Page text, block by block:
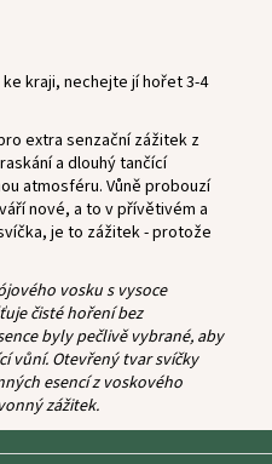
kraji, nechejte jí hořet 3-4
extra senzační zážitek z
a dlouhý tančící
atmosféru. Vůně probouzí
nové, a to v přívětivém a
je to zážitek - protože
vosku s vysoce
čisté hoření bez
byly pečlivě vybrané, aby
vůní. Otevřený tvar svíčky
esencí z voskového
zážitek.